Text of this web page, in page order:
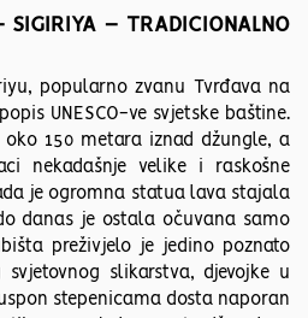
– TRADICIONALNO
popularno zvanu Tvrđava na
UNESCO-ve svjetske baštine.
oko 150 metara iznad džungle, a
nekadašnje velike i raskošne
je ogromna statua lava stajala
danas je ostala očuvana samo
preživjelo je jedino poznato
svjetovnog slikarstva, djevojke u
stepenicama dosta naporan